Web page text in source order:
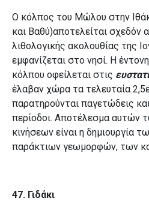
Ο κόλπος του Μώλου στην
και Βαθύ)αποτελείται σχεδόν
λιθολογικής ακολουθίας της
εμφανίζεται στο νησί. Η
κόλπου οφείλεται στις
έλαβαν χώρα τα τελευταία
παρατηρούνται παγετώδεις
περίοδοι. Αποτέλεσμα αυτών
κινήσεων είναι η δημιουργία
παράκτιων γεωμορφών, των
47. Γιδάκι